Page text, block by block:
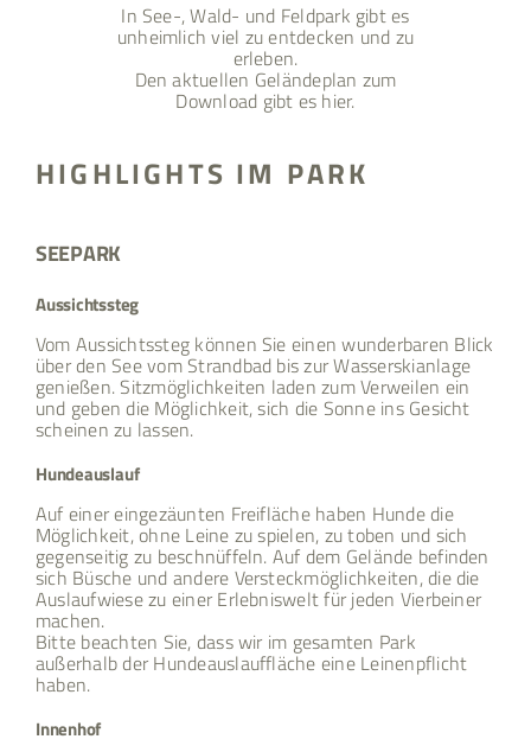
In See-, Wald- und Feldpark gibt es
unheimlich viel zu entdecken und zu
erleben.
Den aktuellen Geländeplan zum
Download gibt es hier.
HIGHLIGHTS IM PARK
SEEPARK
Aussichtssteg
Vom Aussichtssteg können Sie einen wunderbaren Blick
über den See vom Strandbad bis zur Wasserskianlage
genießen. Sitzmöglichkeiten laden zum Verweilen ein
und geben die Möglichkeit, sich die Sonne ins Gesicht
scheinen zu lassen.
Hundeauslauf
Auf einer eingezäunten Freifläche haben Hunde die
Möglichkeit, ohne Leine zu spielen, zu toben und sich
gegenseitig zu beschnüffeln. Auf dem Gelände befinden
sich Büsche und andere Versteckmöglichkeiten, die die
Auslaufwiese zu einer Erlebniswelt für jeden Vierbeiner
machen.
Bitte beachten Sie, dass wir im gesamten Park
außerhalb der Hundeauslauffläche eine Leinenpflicht
haben.
Innenhof